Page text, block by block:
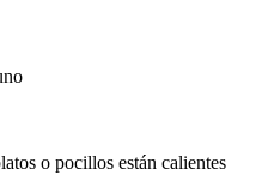
o pocillos están calientes